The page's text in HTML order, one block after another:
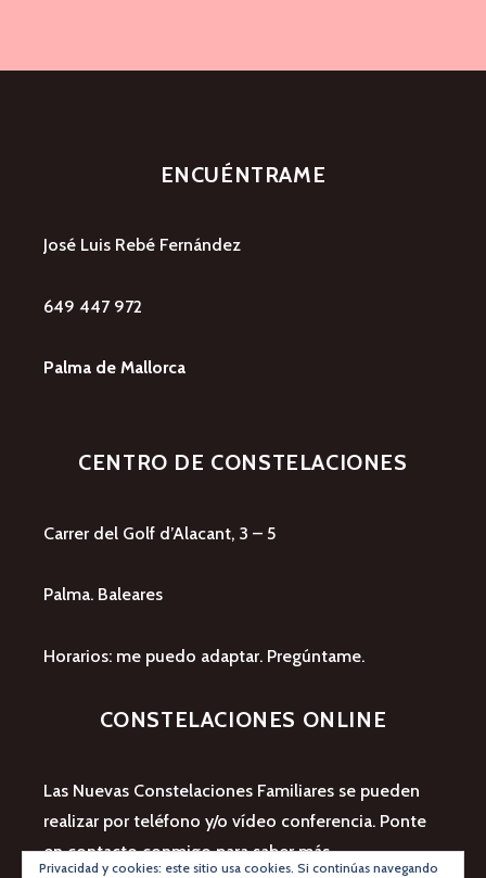
ENCUÉNTRAME
José Luis Rebé Fernández
649 447 972
Palma de Mallorca
CENTRO DE CONSTELACIONES
Carrer del Golf d’Alacant, 3 – 5
Palma. Baleares
Horarios: me puedo adaptar. Pregúntame.
CONSTELACIONES ONLINE
Las Nuevas Constelaciones Familiares se pueden
realizar por teléfono y/o vídeo conferencia. Ponte
en contacto conmigo para saber más.
Privacidad y cookies: este sitio usa cookies. Si continúas navegando